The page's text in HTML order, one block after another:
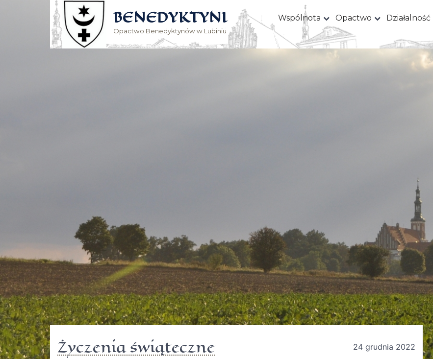
BENEDYKTYNI
Opactwo Benedyktynów w Lubiniu
Wspólnota Opactwo Działalność
Życzenia świąteczne 24 grudnia 2022